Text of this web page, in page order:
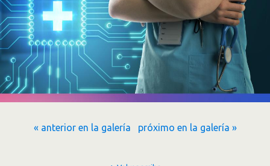
« anterior en la galería próximo en la galería »